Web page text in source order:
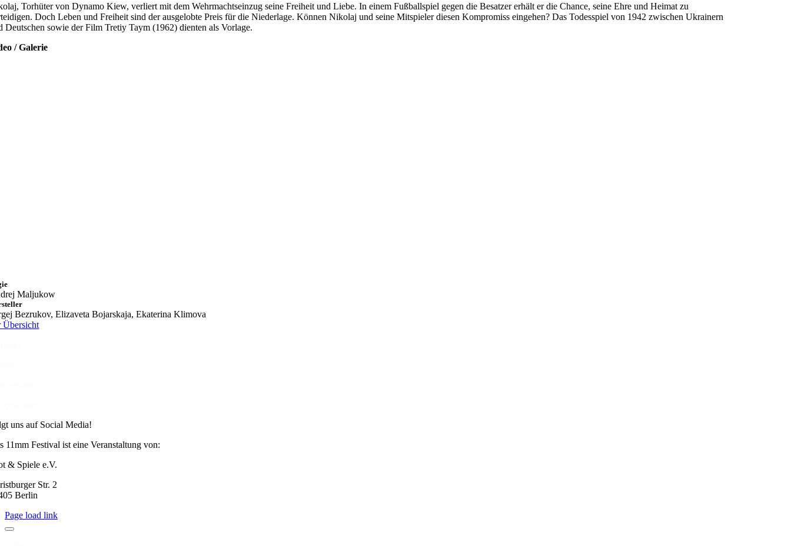
Torhüter von Dynamo Kiew, verliert mit dem Wehrmachtseinzug seine Freiheit und Liebe. In einem Fußballspiel gegen die Besatzer erhält er die Chance, seine Ehre und Heimat zu
Doch Leben und Freiheit sind der ausgelobte Preis für die Niederlage. Können Nikolaj und seine Mitspieler diesen Kompromiss eingehen? Das Todesspiel von 1942 zwischen Ukrainern
Deutschen sowie der Film Tretiy Taym (1962) dienten als Vorlage.
/ Galerie
Maljukow
Bezrukov, Elizaveta Bojarskaja, Ekaterina Klimova
Übersicht
uns auf Social Media!
11mm Festival ist eine Veranstaltung von:
& Spiele e.V.
Str. 2
Berlin
Page load link